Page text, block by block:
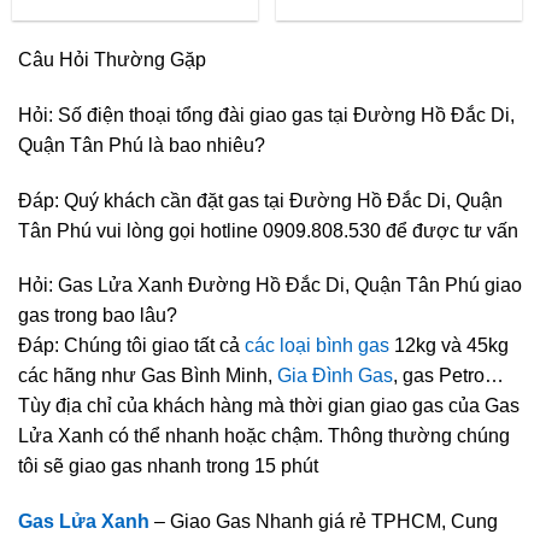
Câu Hỏi Thường Gặp
Hỏi: Số điện thoại tổng đài giao gas tại Đường Hồ Đắc Di,
Quận Tân Phú là bao nhiêu?
Đáp: Quý khách cần đặt gas tại Đường Hồ Đắc Di, Quận
Tân Phú vui lòng gọi hotline 0909.808.530 để được tư vấn
Hỏi: Gas Lửa Xanh Đường Hồ Đắc Di, Quận Tân Phú giao
gas trong bao lâu?
Đáp: Chúng tôi giao tất cả các loại bình gas 12kg và 45kg
các hãng như Gas Bình Minh, Gia Đình Gas, gas Petro…
Tùy địa chỉ của khách hàng mà thời gian giao gas của Gas
Lửa Xanh có thể nhanh hoặc chậm. Thông thường chúng
tôi sẽ giao gas nhanh trong 15 phút
Gas Lửa Xanh – Giao Gas Nhanh giá rẻ TPHCM, Cung